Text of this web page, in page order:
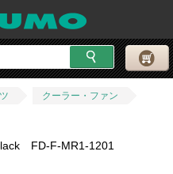
クーラー・ファン